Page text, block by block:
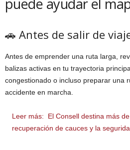
🚗 Antes de salir de
Antes de emprender una ruta larga,
balizas activas en tu trayectoria
congestionado o incluso preparar una
accidente en marcha.
Leer más:
El Consell destina más
recuperación de cauces y la